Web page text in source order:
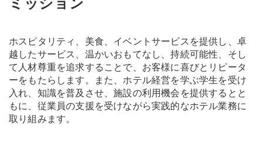
ホスピタリティ、美食、イベントサービスを提供し、卓
越したサービス、温かいおもてなし、持続可能性、そし
て人材尊重を追求することで、お客様に喜びとリピータ
ーをもたらします。また、ホテル経営を学ぶ学生を受け
入れ、知識を普及させ、施設の利用機会を提供するとと
もに、従業員の支援を受けながら実践的なホテル業務に
取り組みます。